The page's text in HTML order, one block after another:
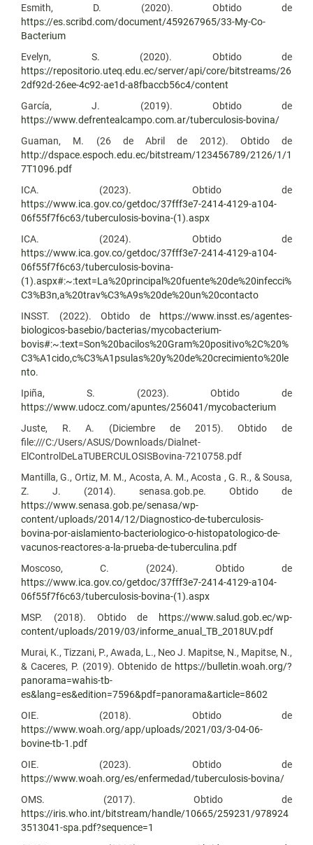
Esmith, D. (2020). Obtido de
https://es.scribd.com/document/459267965/33-My-Co-
Bacterium
Evelyn, S. (2020). Obtido de
https://repositorio.uteq.edu.ec/server/api/core/bitstreams/26
2df92d-26ee-4c92-ae1d-a8fbaccb56c4/content
García, J. (2019). Obtido de
https://www.defrentealcampo.com.ar/tuberculosis-bovina/
Guaman, M. (26 de Abril de 2012). Obtido de
http://dspace.espoch.edu.ec/bitstream/123456789/2126/1/1
7T1096.pdf
ICA. (2023). Obtido de
https://www.ica.gov.co/getdoc/37fff3e7-2414-4129-a104-
06f55f7f6c63/tuberculosis-bovina-(1).aspx
ICA. (2024). Obtido de
https://www.ica.gov.co/getdoc/37fff3e7-2414-4129-a104-
06f55f7f6c63/tuberculosis-bovina-
(1).aspx#:~:text=La%20principal%20fuente%20de%20infecci%
C3%B3n,a%20trav%C3%A9s%20de%20un%20contacto
INSST. (2022). Obtido de
https://www.insst.es/agentes-
biologicos-basebio/bacterias/mycobacterium-
bovis#:~:text=Son%20bacilos%20Gram%20positivo%2C%20%
C3%A1cido,c%C3%A1psulas%20y%20de%20crecimiento%20le
nto.
Ipiña, S. (2023). Obtido de
https://www.udocz.com/apuntes/256041/mycobacterium
Juste, R. A. (Diciembre de 2015). Obtido de
file:///C:/Users/ASUS/Downloads/Dialnet-
ElControlDeLaTUBERCULOSISBovina-7210758.pdf
Mantilla, G., Ortiz, M. M., Acosta, A. M., Acosta , G. R., & Sousa,
Z. J. (2014). senasa.gob.pe. Obtido de
https://www.senasa.gob.pe/senasa/wp-
content/uploads/2014/12/Diagnostico-de-tuberculosis-
bovina-por-aislamiento-bacteriologico-o-histopatologico-de-
vacunos-reactores-a-la-prueba-de-tuberculina.pdf
Moscoso, C. (2024). Obtido de
https://www.ica.gov.co/getdoc/37fff3e7-2414-4129-a104-
06f55f7f6c63/tuberculosis-bovina-(1).aspx
MSP. (2018). Obtido de
https://www.salud.gob.ec/wp-
content/uploads/2019/03/informe_anual_TB_2018UV.pdf
Murai, K., Tizzani, P., Awada, L., Neo J. Mapitse, N., Mapitse, N.,
& Caceres, P. (2019). Obtenido de https://bulletin.woah.org/?
panorama=wahis-tb-
es&lang=es&edition=7596&pdf=panorama&article=8602
OIE. (2018). Obtido de
https://www.woah.org/app/uploads/2021/03/3-04-06-
bovine-tb-1.pdf
OIE. (2023). Obtido de
https://www.woah.org/es/enfermedad/tuberculosis-bovina/
OMS. (2017). Obtido de
https://iris.who.int/bitstream/handle/10665/259231/978924
3513041-spa.pdf?sequence=1